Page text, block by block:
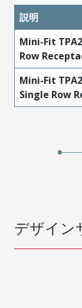
説明
Mini-Fit
Row
Mini-Fit
Single Row
デザイン